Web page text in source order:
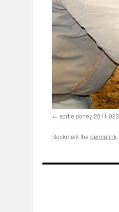
sortie poney 2011 023
Bookmark the permalink.